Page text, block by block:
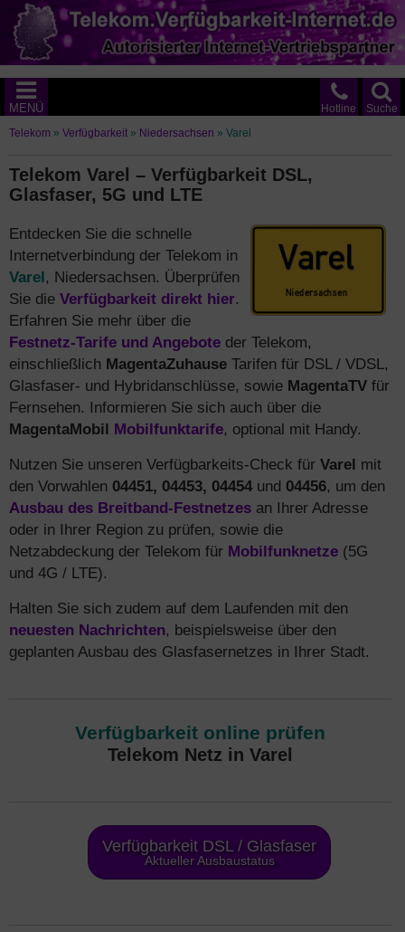
Suche
Hotline
MENÜ
Telekom » Verfügbarkeit » Niedersachsen » Varel
Telekom Varel – Verfügbarkeit DSL,
Glasfaser, 5G und LTE
Entdecken Sie die schnelle
Internetverbindung der Telekom in
Varel, Niedersachsen. Überprüfen
Sie die Verfügbarkeit direkt hier.
Erfahren Sie mehr über die
Festnetz-Tarife und Angebote der Telekom,
einschließlich MagentaZuhause Tarifen für DSL / VDSL,
Glasfaser- und Hybridanschlüsse, sowie MagentaTV für
Fernsehen. Informieren Sie sich auch über die
MagentaMobil Mobilfunktarife, optional mit Handy.
Nutzen Sie unseren Verfügbarkeits-Check für Varel mit
den Vorwahlen 04451, 04453, 04454 und 04456, um den
Ausbau des Breitband-Festnetzes an Ihrer Adresse
oder in Ihrer Region zu prüfen, sowie die
Netzabdeckung der Telekom für Mobilfunknetze (5G
und 4G / LTE).
Halten Sie sich zudem auf dem Laufenden mit den
neuesten Nachrichten, beispielsweise über den
geplanten Ausbau des Glasfasernetzes in Ihrer Stadt.
Verfügbarkeit online prüfen
Telekom Netz in Varel
Verfügbarkeit DSL / Glasfaser
Aktueller Ausbaustatus